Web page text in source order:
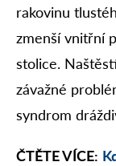
rakovinu
zmenší vnitřní
stolice.
závažné
syndrom
ČTĚTE VÍCE: